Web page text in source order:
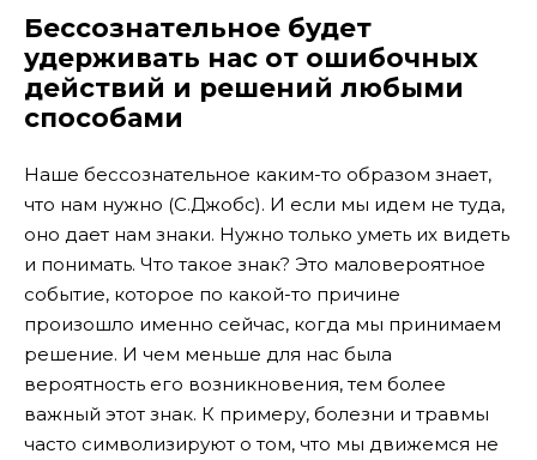
Бессознательное будет
удерживать нас от ошибочных
действий и решений любыми
способами
Наше бессознательное каким-то образом знает,
что нам нужно (С.Джобс). И если мы идем не туда,
оно дает нам знаки. Нужно только уметь их видеть
и понимать. Что такое знак? Это маловероятное
событие, которое по какой-то причине
произошло именно сейчас, когда мы принимаем
решение. И чем меньше для нас была
вероятность его возникновения, тем более
важный этот знак. К примеру, болезни и травмы
часто символизируют о том, что мы движемся не